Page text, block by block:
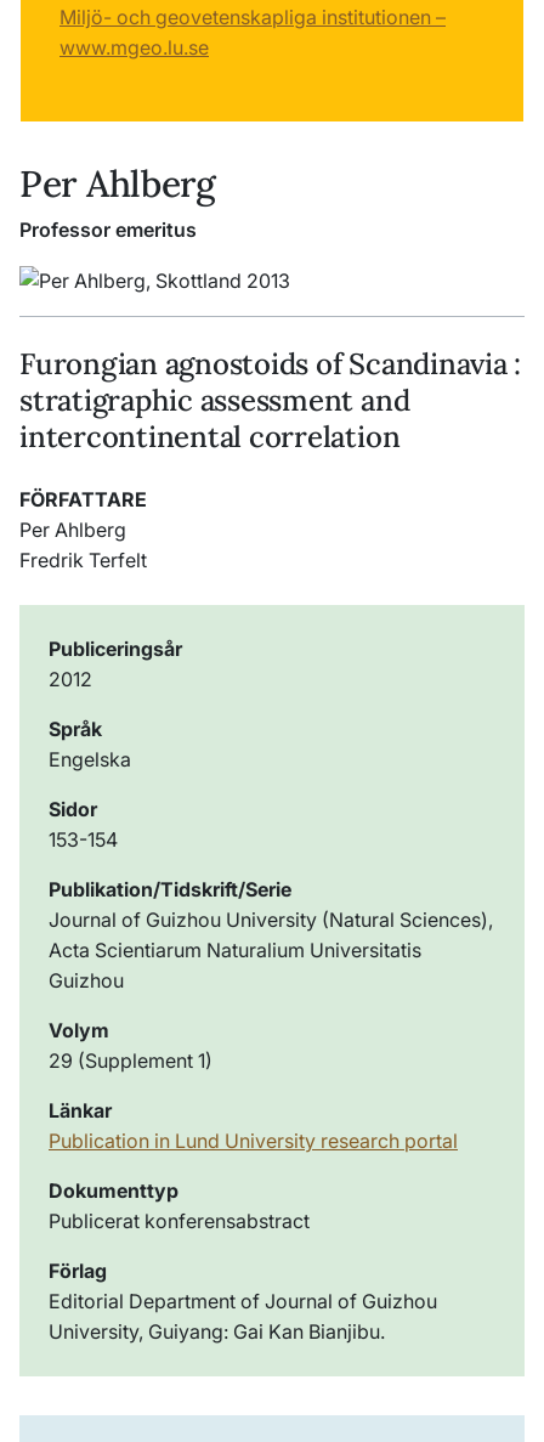
Miljö- och geovetenskapliga institutionen –
www.mgeo.lu.se
Per Ahlberg
Professor emeritus
Furongian agnostoids of Scandinavia :
stratigraphic assessment and
intercontinental correlation
FÖRFATTARE
Per Ahlberg
Fredrik Terfelt
Publiceringsår
2012
Språk
Engelska
Sidor
153-154
Publikation/Tidskrift/Serie
Journal of Guizhou University (Natural Sciences),
Acta Scientiarum Naturalium Universitatis
Guizhou
Volym
29 (Supplement 1)
Länkar
Publication in Lund University research portal
Dokumenttyp
Publicerat konferensabstract
Förlag
Editorial Department of Journal of Guizhou
University, Guiyang: Gai Kan Bianjibu.